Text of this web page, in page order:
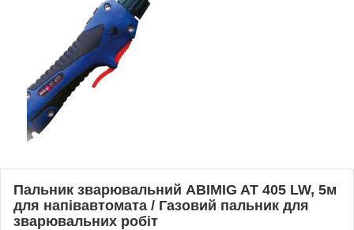
Пальник зварювальний ABIMIG AT 405 LW, 5м
для напівавтомата / Газовий пальник для
зварювальних робіт